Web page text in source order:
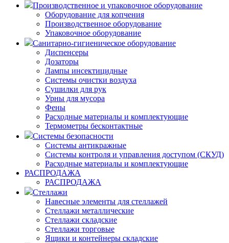
Производственное и упаковочное оборудование
Оборудование для копчения
Производственное оборудование
Упаковочное оборудование
Санитарно-гигиеническое оборудование
Диспенсеры
Дозаторы
Лампы инсектицидные
Системы очистки воздуха
Сушилки для рук
Урны для мусора
Фены
Расходные материалы и комплектующие
Термометры бесконтактные
Системы безопасности
Системы антикражные
Системы контроля и управления доступом (СКУД)
Расходные материалы и комплектующие
РАСПРОДАЖА
РАСПРОДАЖА
Стеллажи
Навесные элементы для стеллажей
Стеллажи металлические
Стеллажи складские
Стеллажи торговые
Ящики и контейнеры складские